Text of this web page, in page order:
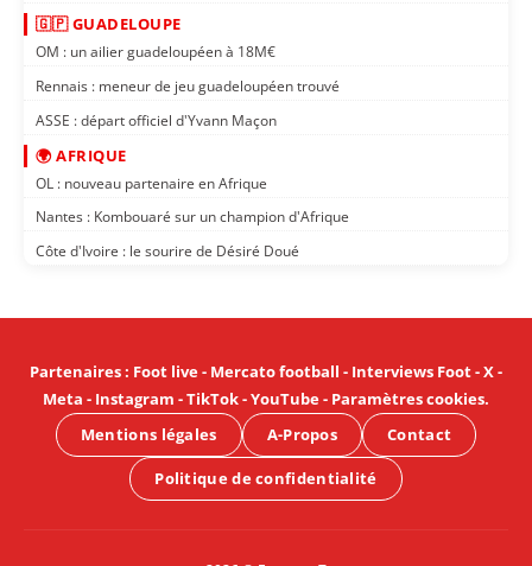
🇬🇵 GUADELOUPE
OM : un ailier guadeloupéen à 18M€
Rennais : meneur de jeu guadeloupéen trouvé
ASSE : départ officiel d'Yvann Maçon
🌍 AFRIQUE
OL : nouveau partenaire en Afrique
Nantes : Kombouaré sur un champion d'Afrique
Côte d'Ivoire : le sourire de Désiré Doué
Partenaires: Foot live- Mercato football - Interviews Foot-X-
Meta - Instagram -TikTok-YouTube- Paramètres cookies.
Mentions légales
A-Propos Contact
Politique de confidentialité